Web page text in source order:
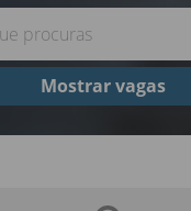
Mostrar vagas